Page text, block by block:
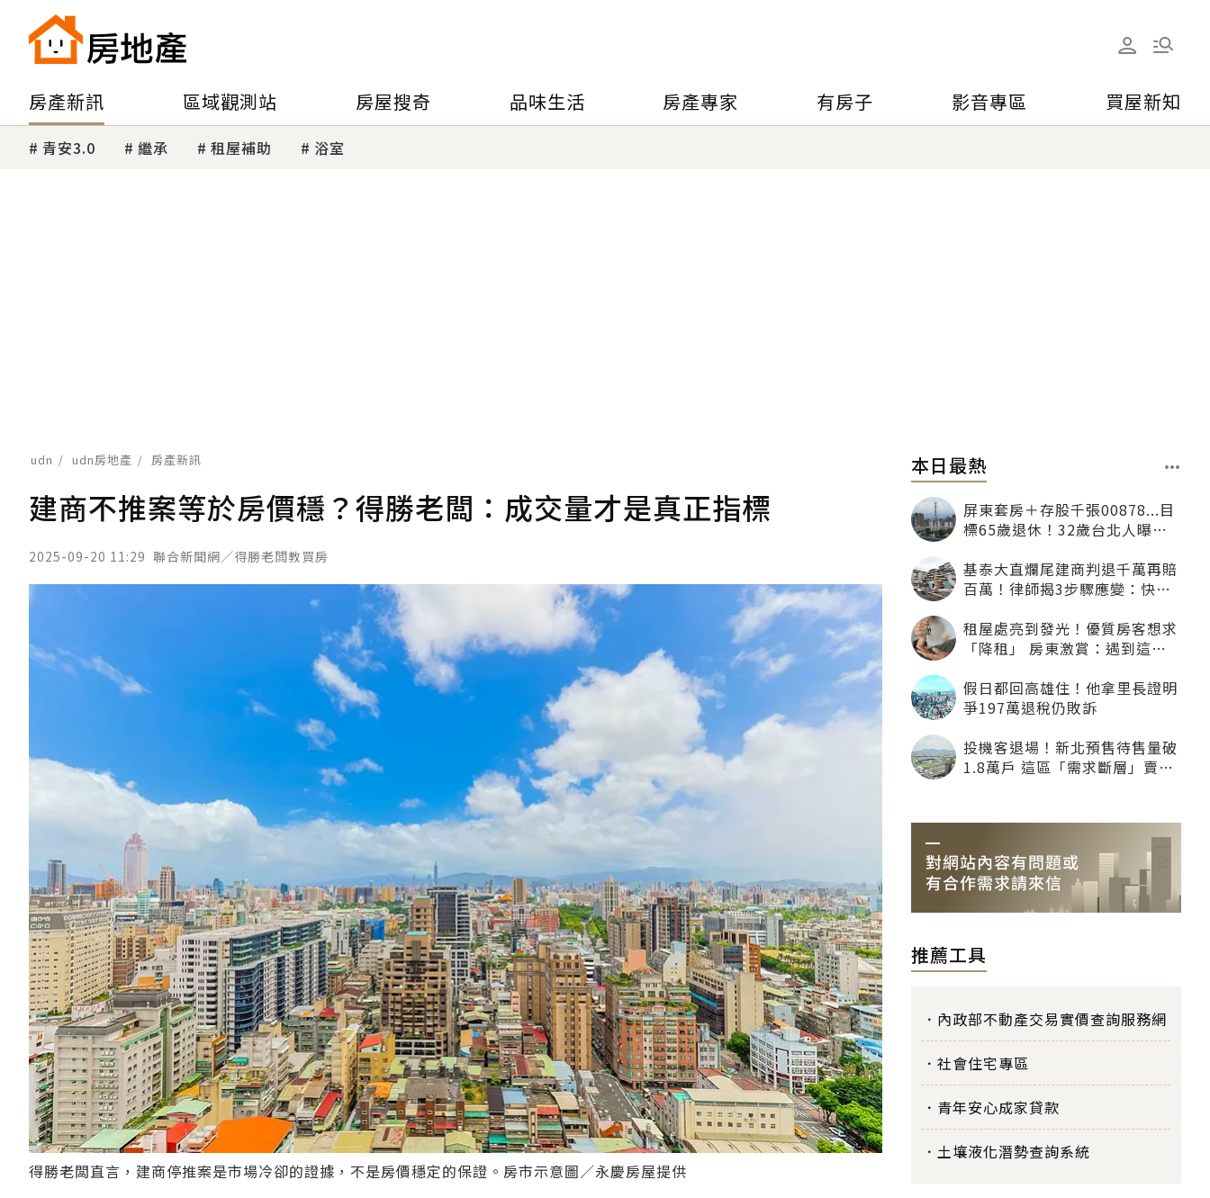
房產新訊 區域觀測站 房屋搜奇 品味生活 房產專家 有房子 影音專區 買屋新知
青安3.0 繼承 租屋補助 浴室
udn udn房地產 房產新訊
建商不推案等於房價穩？得勝老闆：成交量才是真正指標
2025-09-20 11:29 聯合新聞網／得勝老闆教買房
得勝老闆直言，建商停推案是市場冷卻的證據，不是房價穩定的保證。房市示意圖／永慶房屋提供
本日最熱
屏東套房＋存股千張00878...目
標65歲退休！32歲台北人曝：
基泰大直爛尾建商判退千萬再賠
百萬！律師揭3步驟應變：快通
租屋處亮到發光！優質房客想求
「降租」 房東激賞：遇到這種
假日都回高雄住！他拿里長證明
爭197萬退稅仍敗訴
投機客退場！新北預售待售量破
1.8萬戶 這區「需求斷層」賣壓
推薦工具
內政部不動產交易實價查詢服務網
社會住宅專區
青年安心成家貸款
土壤液化潛勢查詢系統